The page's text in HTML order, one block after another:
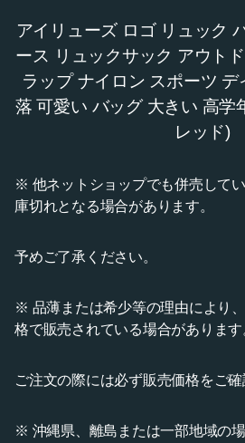
アイリューズ ロゴ リュック
ース リュックサック アウト
ラップ ナイロン スポーツ
落 可愛い バッグ 大きい 高学
レッド)
※ 他ネットショップでも併売して
庫切れとなる場合があります。
予めご了承ください。
※ 品薄または希少等の理由により
格で販売されている場合があります
ご注文の際には必ず販売価格をご確
※ 沖縄県、離島または一部地域の